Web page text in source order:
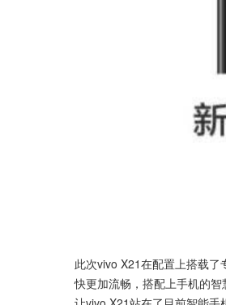
此次vivo X21在配置上搭载
快更加流畅，搭配上手机的